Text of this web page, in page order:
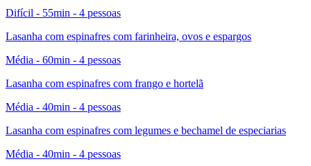
Difícil - 55min - 4 pessoas
Lasanha com espinafres com farinheira, ovos e espargos
Média - 60min - 4 pessoas
Lasanha com espinafres com frango e hortelã
Média - 40min - 4 pessoas
Lasanha com espinafres com legumes e bechamel de especiarias
Média - 40min - 4 pessoas